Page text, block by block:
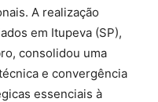
A realização
em Itupeva (SP),
consolidou uma
e convergência
essenciais à